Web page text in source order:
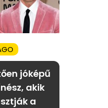
jóképű
akik
a